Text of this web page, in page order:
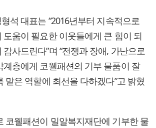
석 대표는 “2016년부터 지속적으로
도움이 필요한 이웃들에게 큰 힘이 되
사드린다”며 “전쟁과 장애, 가난으로
계층에게 코웰패션의 기부 물품이 잘
맡은 역할에 최선을 다하겠다”고 밝혔
코웰패션이 밀알복지재단에 기부한 물